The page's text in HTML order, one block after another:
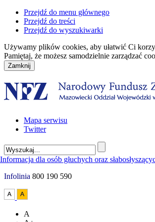
Przejdź do menu głównego
Przejdź do treści
Przejdź do wyszukiwarki
Używamy plików cookies, aby ułatwić Ci
Pamiętaj, że możesz samodzielnie zarządzać
Mapa serwisu
Twitter
Infolinia 800 190 590
A